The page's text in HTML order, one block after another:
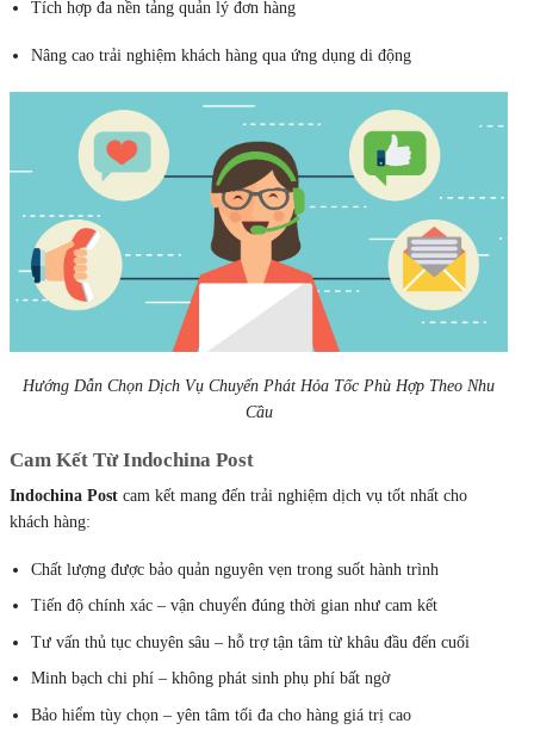
Tích hợp đa nền tảng quản lý đơn hàng
Nâng cao trải nghiệm khách hàng qua ứng dụng di động
Hướng Dẫn Chọn Dịch Vụ Chuyển Phát Hỏa Tốc Phù Hợp Theo Nhu
Cầu
Cam Kết Từ Indochina Post
Indochina Post cam kết mang đến trải nghiệm dịch vụ tốt nhất cho
khách hàng:
Chất lượng được bảo quản nguyên vẹn trong suốt hành trình
Tiến độ chính xác – vận chuyển đúng thời gian như cam kết
Tư vấn thủ tục chuyên sâu – hỗ trợ tận tâm từ khâu đầu đến cuối
Minh bạch chi phí – không phát sinh phụ phí bất ngờ
Bảo hiểm tùy chọn – yên tâm tối đa cho hàng giá trị cao